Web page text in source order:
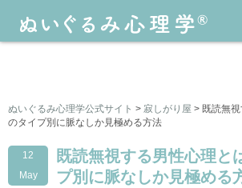
ぬいぐるみ心理学公式サイト > 寂しがり屋 > 既読無
のタイプ別に脈なしか見極める方法
12
May
既読無視する男性心理と
プ別に脈なしか見極める